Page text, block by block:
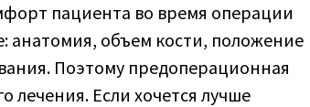
пациента во время операции
анатомия, объем кости, положение
Поэтому предоперационная
лечения. Если хочется лучше